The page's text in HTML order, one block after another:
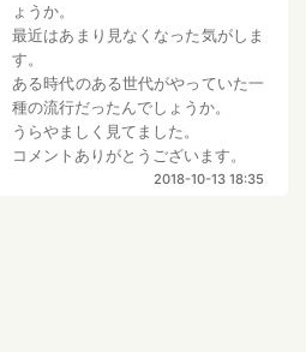
ょうか。
最近はあまり見なくなった気がしま
す。
ある時代のある世代がやっていた一
種の流行だったんでしょうか。
うらやましく見てました。
コメントありがとうございます。
2018-10-13 18:35